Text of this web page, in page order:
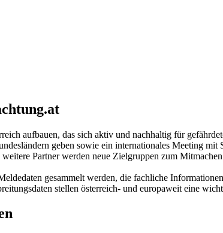
aufbauen, das sich aktiv und nachhaltig für
geben sowie ein internationales Meeting
Partner werden neue Zielgruppen zum
gesammelt werden, die fachliche
stellen österreich- und europaweit eine